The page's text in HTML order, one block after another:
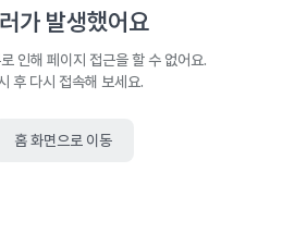
가 발생했어요
인해 페이지 접근을 할 수 없어요.
후 다시 접속해 보세요.
홈 화면으로 이동